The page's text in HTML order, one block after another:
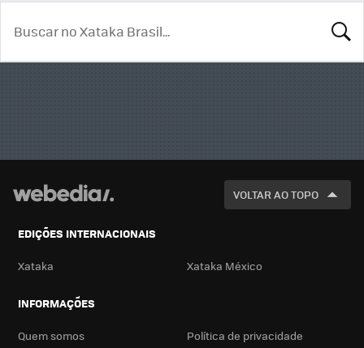
VOLTAR AO TOPO
EDIÇÕES INTERNACIONAIS
Xataka Xataka México
INFORMAÇÕES
Quem somos Política de privacidade